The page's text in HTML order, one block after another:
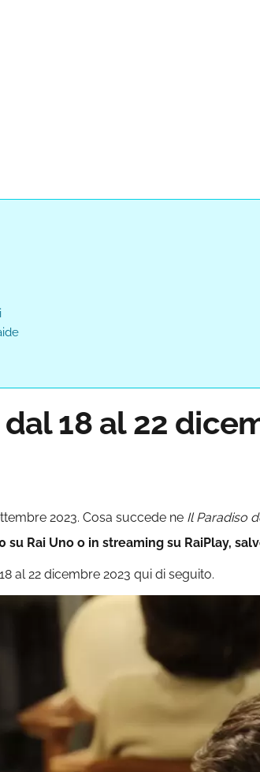
18 al 22
2023. Cosa succede ne Il Paradiso
Rai Uno o in streaming su RaiPlay,
al 22 dicembre 2023 qui di seguito.